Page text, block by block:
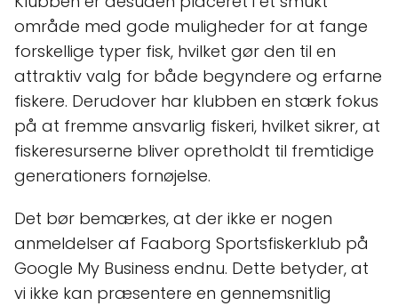
område med gode muligheder for at fange
forskellige typer fisk, hvilket gør den til en
attraktiv valg for både begyndere og erfarne
fiskere. Derudover har klubben en stærk fokus
på at fremme ansvarlig fiskeri, hvilket sikrer, at
fiskeresurserne bliver opretholdt til fremtidige
generationers fornøjelse.
Det bør bemærkes, at der ikke er nogen
anmeldelser af Faaborg Sportsfiskerklub på
Google My Business endnu. Dette betyder, at
vi ikke kan præsentere en gennemsnitlig